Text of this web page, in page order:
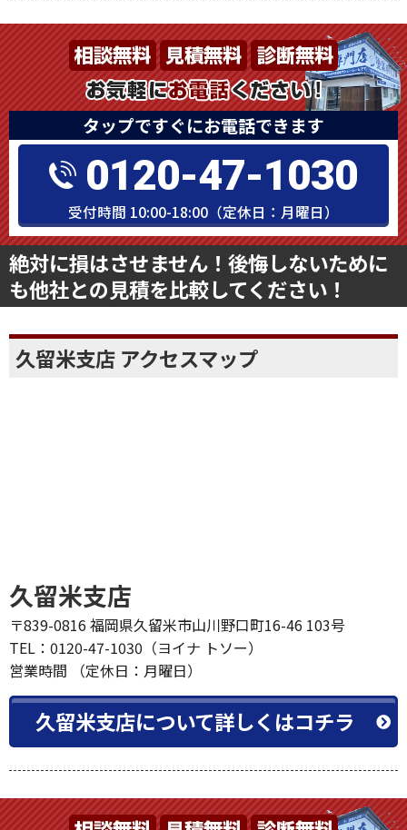
タップですぐにお電話できます
0120-47-1030
受付時間 10:00-18:00（定休日：月曜日）
絶対に損はさせません！後悔しないために
も他社との見積を比較してください！
久留米支店 アクセスマップ
久留米支店
〒839-0816 福岡県久留米市山川野口町16-46 103号
TEL：0120-47-1030（ヨイナ トソー）
営業時間 （定休日：月曜日）
久留米支店について詳しくはコチラ